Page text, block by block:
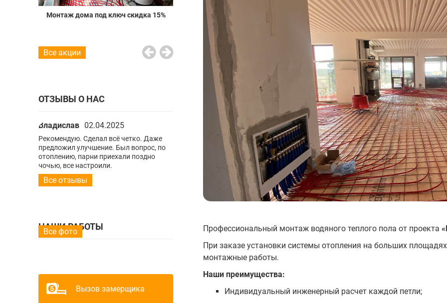
Монтаж дома под ключ скидка 15% Проект водяного пола в подарок
При заказе установки водоочистки
предоставляется скидка 15% на
оборудование.
Все акции
ОТЗЫВЫ О НАС
Владислав 02.04.2025
Рекомендую. Сделал всё четко. Даже
предложил улучшение. Был вопрос, по
отоплению, парни приехали поздно
ночью, все настроили.
02.04.2025
Рекомендую. Сделал всё четко. Даже
предложил улучшение. Был вопрос, по
отоплению, парни приехали поздно
ночью, все настроили.
Владислав 02.04.2025
Рекомендую. Сделал всё четко. Даже
предложил улучшение. Был вопрос, по
отоплению, парни приехали поздно
ночью, все настроили.
Все отзывы
НАШИ РАБОТЫ
Все фото
Вызов замерщика
Профессиональный монтаж водяного теплого пола от проекта
При заказе установки системы отопления на больших
монтажные работы.
Наши преимущества:
Индивидуальный инженерный расчет каждой петли;